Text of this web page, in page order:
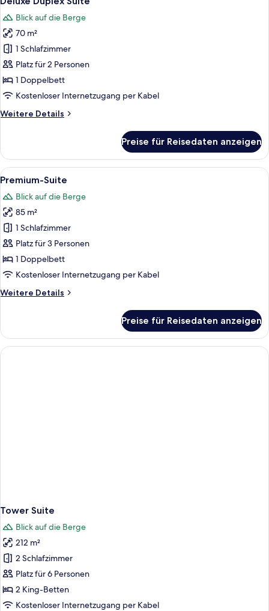
Fotos
für
Deluxe
Duplex
Suite
anzeigen
Blick auf die Berge
70 m²
1 Schlafzimmer
Platz für 2 Personen
1 Doppelbett
Kostenloser Internetzugang per Kabel
Weitere Details
Weitere
Duplex
Suite
Preise für Reisedaten anzeigen
Alle
Fotos
für
Premium-
Suite
anzeigen
Ein modernes Wohnzimmer mit
5
Premium-Suite
Blick auf die Berge
85 m²
1 Schlafzimmer
Platz für 3 Personen
1 Doppelbett
Kostenloser Internetzugang per Kabel
Weitere Details
Weitere
Suite
Preise für Reisedaten anzeigen
Tower Suite
Blick auf die Berge
212 m²
2 Schlafzimmer
Platz für 6 Personen
2 King-Betten
Kostenloser Internetzugang per Kabel